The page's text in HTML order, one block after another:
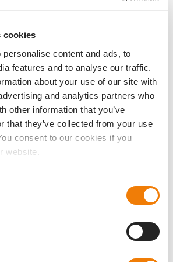
cookies
content and ads, to
features and to analyse our traffic.
about your use of our site with
and analytics partners who
other information that you’ve
that they’ve collected from your use
consent to our cookies if you
website.